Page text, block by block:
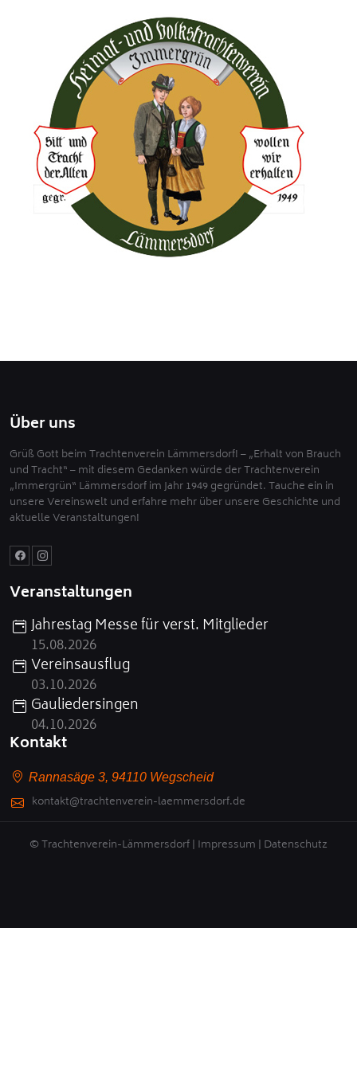
Über uns
Grüß Gott beim Trachtenverein Lämmersdorf! – „Erhalt von Brauch
und Tracht“ – mit diesem Gedanken würde der Trachtenverein
„Immergrün“ Lämmersdorf im Jahr 1949 gegründet. Tauche ein in
unsere Vereinswelt und erfahre mehr über unsere Geschichte und
aktuelle Veranstaltungen!
Veranstaltungen
Jahrestag Messe für verst. Mitglieder
15.08.2026
Vereinsausflug
03.10.2026
Gauliedersingen
04.10.2026
Kontakt
Rannasäge 3, 94110 Wegscheid
kontakt@trachtenverein-laemmersdorf.de
© Trachtenverein-Lämmersdorf | Impressum | Datenschutz